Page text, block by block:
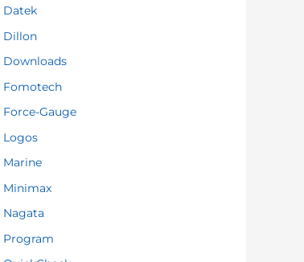
Datek
Dillon
Downloads
Fomotech
Force-Gauge
Logos
Marine
Minimax
Nagata
Program